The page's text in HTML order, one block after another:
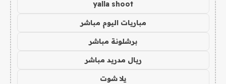
yalla shoot
مباريات اليوم مباشر
برشلونة مباشر
ريال مدريد مباشر
يلا شوت